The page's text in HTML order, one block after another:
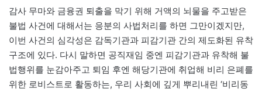
감사 무마와 금융권 퇴출을 막기 위해 거액의 뇌물을 주고받은
불법 사건에 대해서는 응분의 사법처리를 하면 그만이겠지만,
이번 사건의 심각성은 감독기관과 피감기관 간의 제도화된 유착
구조에 있다. 다시 말하면 공직재임 중엔 피감기관과 유착해 불
법행위를 눈감아주고 퇴임 후엔 해당기관에 취업해 비리 은폐를
위한 로비스트로 활동하는, 우리 사회에 깊게 뿌리내린 ‘비리동